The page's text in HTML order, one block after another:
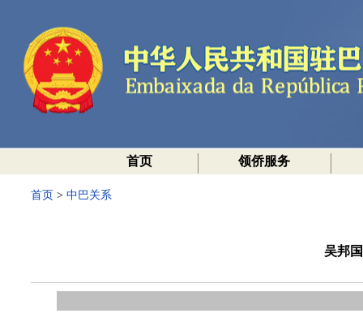
首页 领侨服务
首页 > 中巴关系
吴邦